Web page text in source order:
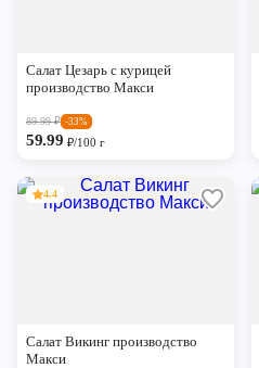
Салат Цезарь с курицей
производство Макси
89.99₽ -33%
59.99₽/100 г
4.4
Салат Викинг производство
Макси